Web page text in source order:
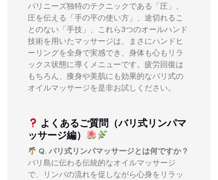
バリニーズ独特のテクニックである「圧」、
圧を伝える「手の平の使い方」、途切れるこ
とのない「手技」、これら3つのオールハンド
技術を用いたマッサージは、まさにハンドヒ
ーリングを全身で実感でき、身体も心もリラ
ックス状態に導くメニューです。疲労回復は
もちろん、痩身や美肌にも効果的なバリ式の
オイルマッサージを是非お試しください。
よくあるご質問（バリ式リンパマ
ッサージ編）
Q. バリ式リンパマッサージとは何ですか？
バリ島に伝わる伝統的なオイルマッサージ
で、リンパの流れを促しながら心身をリラッ